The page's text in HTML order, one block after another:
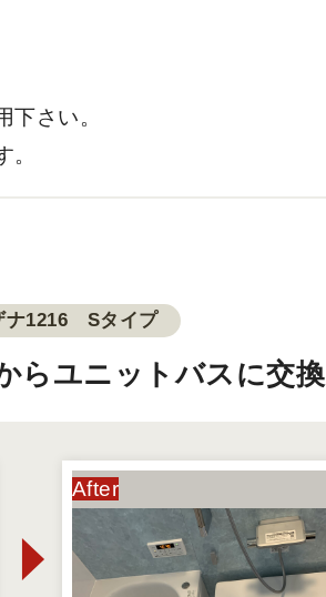
さい。
ナ1216 Sタイプ
らユニットバスに交換